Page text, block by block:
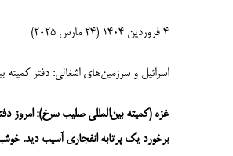
4 فروردین 1404 (24 مارس 2025)
اسرائیل و سرزمین­‌های اشغالی: دفتر
غزه (کمیته بین‌المللی صلیب سرخ): امروز
برخورد یک پرتابه انفجاری آسیب دید.